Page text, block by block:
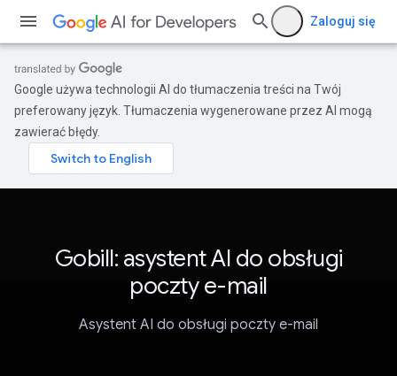
Zaloguj się
Google używa technologii AI do tłumaczenia treści na Twój
preferowany język. Tłumaczenia wygenerowane przez AI mogą
zawierać błędy.
Gobill: asystent AI do obsługi
poczty e-mail
Asystent AI do obsługi poczty e-mail